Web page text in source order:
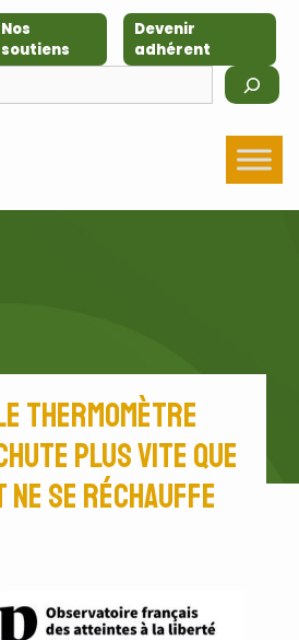
Nos
soutiens
Devenir
adhérent
thermomètre
plus vite que
ne se réchauffe